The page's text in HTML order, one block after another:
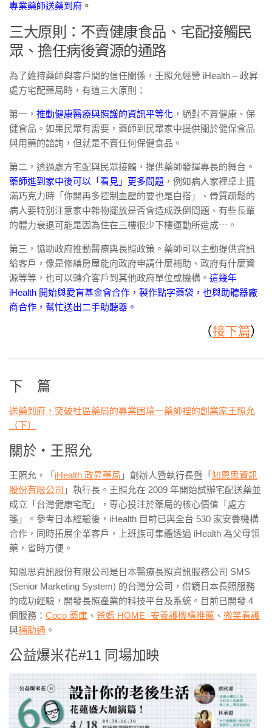
專業藥師送藥到府 。
三大原則：不賣健康食品、宅配接觸民
眾、擔任病後資源的通路
為了維持藥師與客戶間的信任關係，王照允經營 iHealth – 政昇
處方宅配藥局時，有這三大原則：
第一， 推動健康醫療與照護的資訊平等化 ，絕對不賣健康、保
健食品。如果民眾有需要，藥師到民眾家中提供關於健保食品
與用藥的諮詢，但就是不賣任何保健食品。
第二，透過處方宅配與民眾接觸，提供藥師發揮專長的舞台。
藥師進到家中後可以「看見」更多問題 ，例如病人家裡桌上擺
滿巧克力時「你開再多控制血壓的要也是白搭」、骨質疏鬆的
病人要特別注意家中雜物擺放是否會造成跌倒問題、有些長輩
的體力衰退可能是因為住在三樓很少下樓運動所造成⋯。
第三，協助政府推動醫療與長照政策。藥師可以主動提供資訊
給客戶，像是修繕房屋能向政府申請什麼補助、政府有什麼資
源等等，也可以轉介客戶到其他政府單位或機構。 這幾年
iHealth 開始與愛盲基金會合作，製作點字藥袋，也與助聽器廠
商合作，幫忙送出二手助聽器。
（接下篇）
下 篇
送藥到府，突破社區藥局的專業困境－藥師裡的創業家王照允
（下）
關於・王照允
王照允，「 iHealth 政昇藥局 」創辦人暨執行長暨「 知恩思資訊
股份有限公司 」執行長。王照允在 2009 年開始試辦宅配送藥並
成立「台灣健康宅配」，專心投注於藥局的核心價值「處方
箋」。參考日本經驗後，iHealth 目前已與全台 530 家安養機構
合作，同時拓展企業客戶，上班族可集體透過 iHealth 為父母領
藥，省時方便。
知恩思資訊股份有限公司是日本醫療長照資訊服務公司 SMS
(Senior Marketing System) 的台灣分公司，借鏡日本長照服務
的成功經驗，開發長照產業的科技平台及系統。目前已開發 4
個服務： Coco 藥庫 、 爸媽 HOME -安養護機構推薦 、 微笑看護
與補助通 。
公益爆米花#11 同場加映